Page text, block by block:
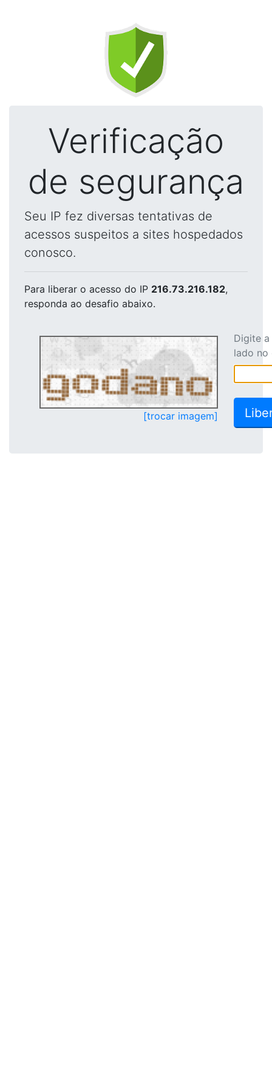
Verificação
de segurança
Seu IP fez diversas tentativas de
acessos suspeitos a sites hospedados
conosco.
Para liberar o acesso do IP 216.73.216.182,
responda ao desafio abaixo.
[trocar imagem]
Digite
lado no